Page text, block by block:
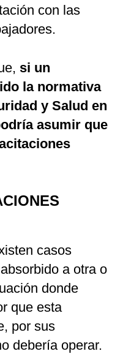
con las
si un
la normativa
y Salud en
asumir que
casos
a otra o
donde
que esta
por sus
debería operar.